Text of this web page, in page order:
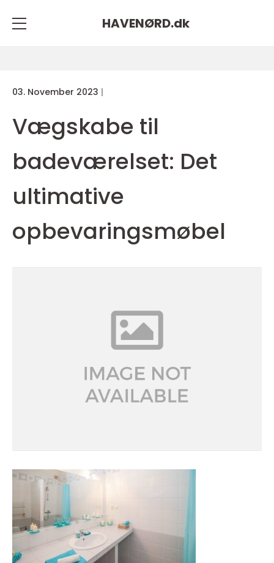
HAVENØRD.dk
03. November 2023
Vægskabe til
badeværelset: Det
ultimative
opbevaringsmøbel